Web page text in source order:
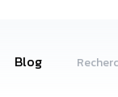
Blog